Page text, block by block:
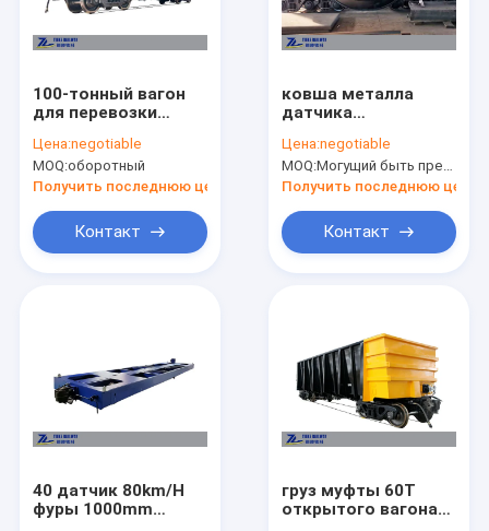
100-тонный вагон
для перевозки
стальной шлак,
железнодорожный
вагон, стальной
железнодорожный
вагон
Цена:negotiable
MOQ:оборотный
Получить последнюю цену
Контакт
ковша металла
датчика
фуры жидкий
стальной 1435mm
перевозки 100t
горячего
Цена:negotiable
MOQ:Могущий быть предметом переговоров
Получить последнюю цену
Контакт
40 датчик 80km/H
фуры 1000mm
груз муфты 60Т
открытого вагона